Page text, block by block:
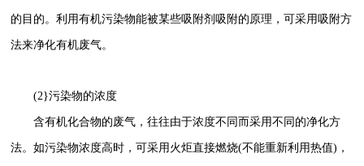
的目的。利用有机污染物能被某些吸附剂吸附的原理，可采用吸附方
法来净化有机废气。
(2}污染物的浓度
含有机化合物的废气，往往由于浓度不同而采用不同的净化方
法。如污染物浓度高时，可采用火炬直接燃烧(不能重新利用热值)，